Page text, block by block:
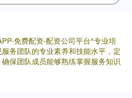
免费配资-配资公司平台^专业培
务团队的专业素养和技能水平，定
保团队成员能够熟练掌握服务知识